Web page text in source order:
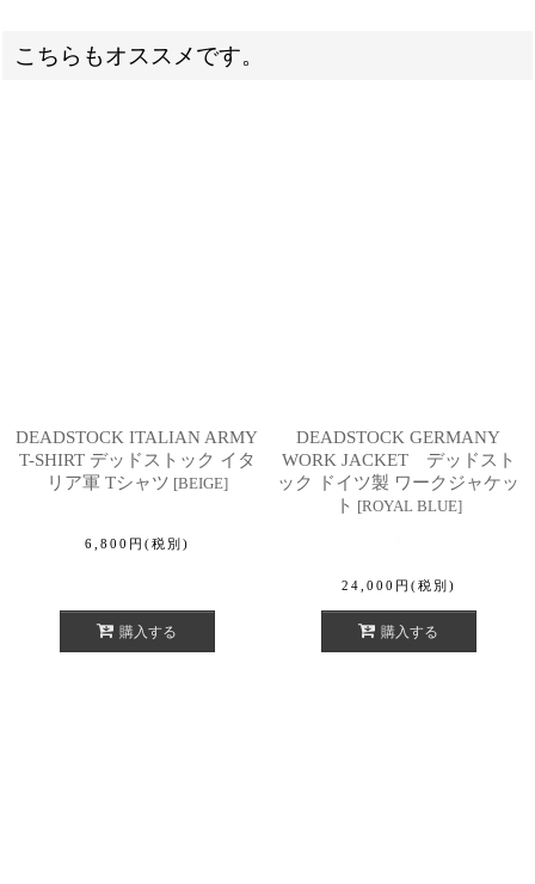
こちらもオススメです。
DEADSTOCK ITALIAN ARMY
T-SHIRT デッドストック イタ
リア軍 Tシャツ [BEIGE]
6,800 円 (税別)
購入する
DEADSTOCK GERMANY
WORK JACKET デッドスト
ック ドイツ製 ワークジャケッ
ト [ROYAL BLUE]
24,000 円 (税別)
購入する